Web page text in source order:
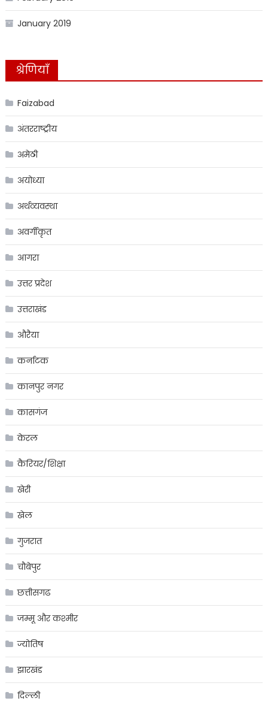
January 2019
श्रेणियाँ
Faizabad
अंतरराष्ट्रीय
अमेठी
अयोध्या
अर्थव्यवस्था
अवर्गीकृत
आगरा
उत्तर प्रदेश
उत्तराखंड
औरैया
कर्नाटक
कानपुर नगर
कासगंज
केरल
कैरियर/शिक्षा
खेरी
खेल
गुजरात
चौबेपुर
छत्तीसगढ
जम्मू और कश्मीर
ज्योतिष
झारखंड
दिल्ली